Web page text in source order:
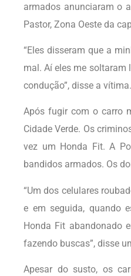
armados anunciaram o
Pastor, Zona Oeste da
“Eles disseram que a
mal. Aí eles me soltaram
condução”, disse a vítima.
Após fugir com o carro
Cidade Verde. Os
vez um Honda Fit. A
bandidos armados. Os
“Um dos celulares
e em seguida, quando
Honda Fit abandonado
fazendo buscas”, disse
Apesar do susto, os